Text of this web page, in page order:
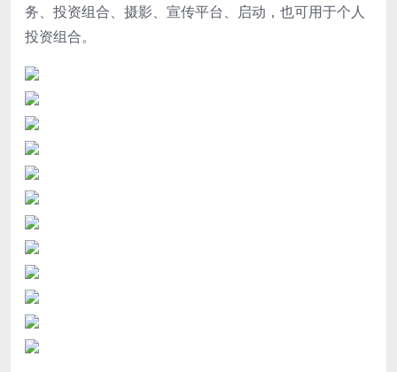
务、投资组合、摄影、宣传平台、启动，也可用于个人
投资组合。